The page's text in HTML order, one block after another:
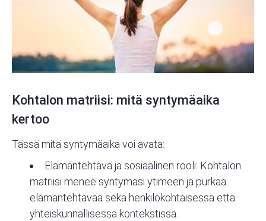
Kohtalon matriisi: mitä syntymäaika
kertoo
Tässä mitä syntymäaika voi avata:
Elämäntehtävä ja sosiaalinen rooli: Kohtalon
matriisi menee syntymäsi ytimeen ja purkaa
elämäntehtävää sekä henkilökohtaisessa että
yhteiskunnallisessa kontekstissa.